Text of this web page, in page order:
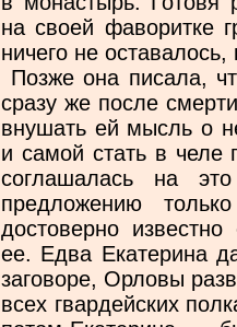
на своей фаворитке
ничего не
Позже она писала,
сразу же после
внушать ей мысль о
и самой стать в челе
соглашалась на
предложению
достоверно
ее. Едва Екатерина
заговоре, Орловы
всех гвардейских